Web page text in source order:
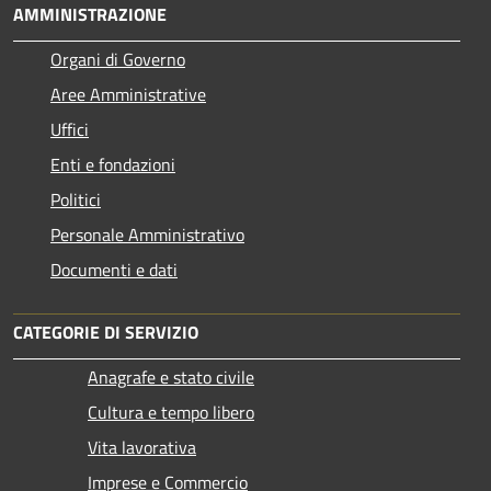
AMMINISTRAZIONE
Organi di Governo
Aree Amministrative
Uffici
Enti e fondazioni
Politici
Personale Amministrativo
Documenti e dati
CATEGORIE DI SERVIZIO
Anagrafe e stato civile
Cultura e tempo libero
Vita lavorativa
Imprese e Commercio